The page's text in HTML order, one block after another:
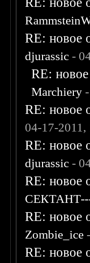
RE: новое
djurassic -
RE:
Marchiery
RE: новое
04-17-
RE: новое
djurassic -
RE: новое
RE: новое
Zombie_ice
RE: новое